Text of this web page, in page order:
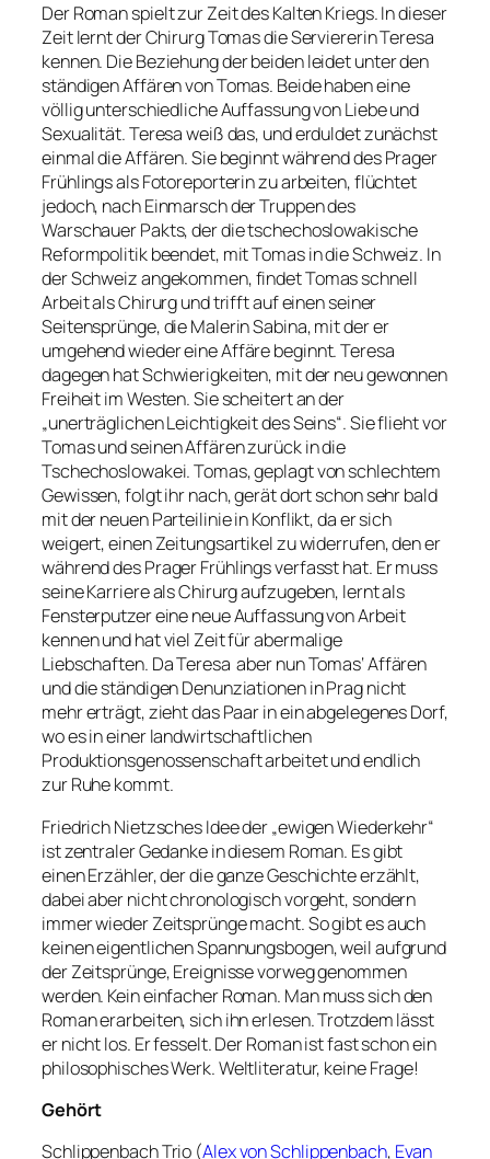
Der Roman spielt zur Zeit des Kalten Kriegs. In dieser
Zeit lernt der Chirurg Tomas die Serviererin Teresa
kennen. Die Beziehung der beiden leidet unter den
ständigen Affären von Tomas. Beide haben eine
völlig unterschiedliche Auffassung von Liebe und
Sexualität. Teresa weiß das, und erduldet zunächst
einmal die Affären. Sie beginnt während des Prager
Frühlings als Fotoreporterin zu arbeiten, flüchtet
jedoch, nach Einmarsch der Truppen des
Warschauer Pakts, der die tschechoslowakische
Reformpolitik beendet, mit Tomas in die Schweiz. In
der Schweiz angekommen, findet Tomas schnell
Arbeit als Chirurg und trifft auf einen seiner
Seitensprünge, die Malerin Sabina, mit der er
umgehend wieder eine Affäre beginnt. Teresa
dagegen hat Schwierigkeiten, mit der neu gewonnen
Freiheit im Westen. Sie scheitert an der
„unerträglichen Leichtigkeit des Seins“. Sie flieht vor
Tomas und seinen Affären zurück in die
Tschechoslowakei. Tomas, geplagt von schlechtem
Gewissen, folgt ihr nach, gerät dort schon sehr bald
mit der neuen Parteilinie in Konflikt, da er sich
weigert, einen Zeitungsartikel zu widerrufen, den er
während des Prager Frühlings verfasst hat. Er muss
seine Karriere als Chirurg aufzugeben, lernt als
Fensterputzer eine neue Auffassung von Arbeit
kennen und hat viel Zeit für abermalige
Liebschaften. Da Teresa aber nun Tomas‘ Affären
und die ständigen Denunziationen in Prag nicht
mehr erträgt, zieht das Paar in ein abgelegenes Dorf,
wo es in einer landwirtschaftlichen
Produktionsgenossenschaft arbeitet und endlich
zur Ruhe kommt.
Friedrich Nietzsches Idee der „ewigen Wiederkehr“
ist zentraler Gedanke in diesem Roman. Es gibt
einen Erzähler, der die ganze Geschichte erzählt,
dabei aber nicht chronologisch vorgeht, sondern
immer wieder Zeitsprünge macht. So gibt es auch
keinen eigentlichen Spannungsbogen, weil aufgrund
der Zeitsprünge, Ereignisse vorweg genommen
werden. Kein einfacher Roman. Man muss sich den
Roman erarbeiten, sich ihn erlesen. Trotzdem lässt
er nicht los. Er fesselt. Der Roman ist fast schon ein
philosophisches Werk. Weltliteratur, keine Frage!
Gehört
Schlippenbach Trio (Alex von Schlippenbach, Evan